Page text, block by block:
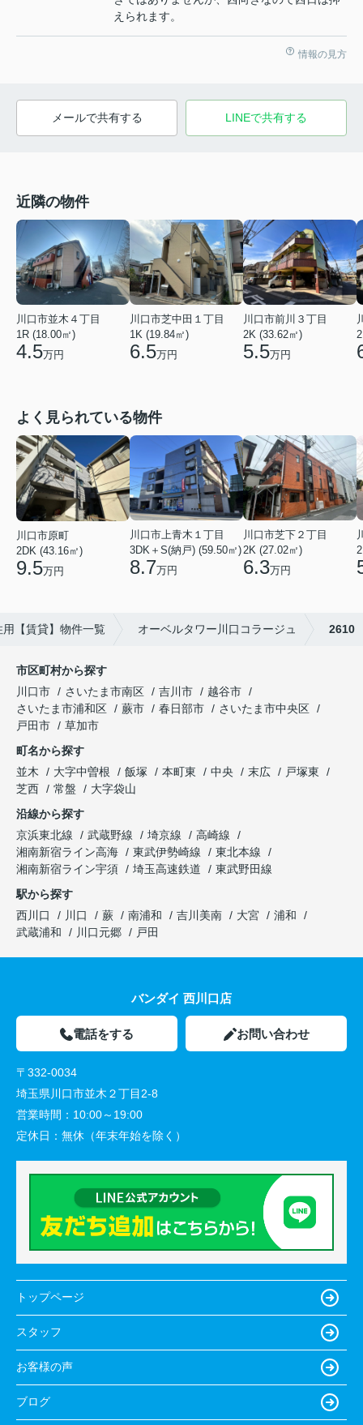
えられます。
情報の見方
メールで共有する LINEで共有する
近隣の物件
川口市並木４丁目
1R (18.00㎡)
4.5万円
川口市芝中田１丁目
1K (19.84㎡)
6.5万円
川口市前川３丁目
2K (33.62㎡)
5.5万円
よく見られている物件
川口市原町
2DK (43.16㎡)
9.5万円
川口市上青木１丁目
3DK＋S(納戸) (59.50㎡)
8.7万円
川口市芝下２丁目
2K (27.02㎡)
6.3万円
【賃貸】物件一覧 オーベルタワー川口コラージュ 2610
市区町村から探す
川口市
さいたま市南区 吉川市
越谷市
さいたま市浦和区
蕨市 春日部市
さいたま市中央区
戸田市
草加市
町名から探す
並木
大字中曽根 飯塚 本町東 中央 末広
戸塚東
芝西
常盤
大字袋山
沿線から探す
京浜東北線
武蔵野線 埼京線
高崎線
湘南新宿ライン高海
東武伊勢崎線
東北本線
湘南新宿ライン宇須
埼玉高速鉄道
東武野田線
駅から探す
西川口
川口 蕨 南浦和 吉川美南 大宮
浦和
武蔵浦和
川口元郷 戸田
バンダイ 西川口店
電話をする お問い合わせ
〒332-0034
埼玉県川口市並木２丁目2-8
営業時間： 10:00～19:00
定休日： 無休（年末年始を除く）
トップページ
スタッフ
お客様の声
ブログ